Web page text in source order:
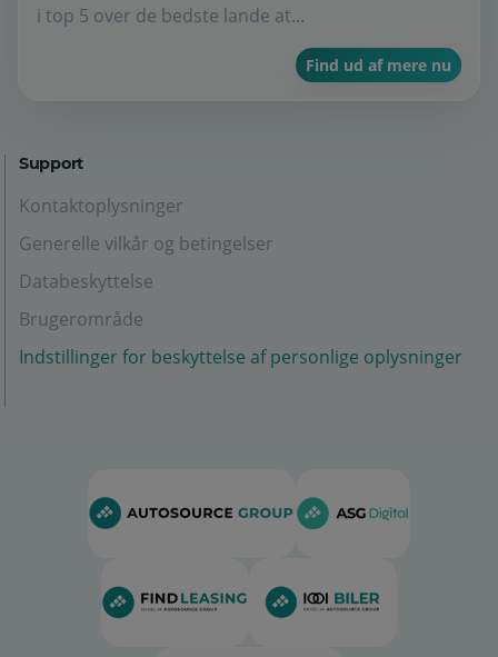
i top 5 over de bedste lande at...
Find ud af mere nu
Support
Kontaktoplysninger
Generelle vilkår og betingelser
Databeskyttelse
Brugerområde
Indstillinger for beskyttelse af personlige oplysninger